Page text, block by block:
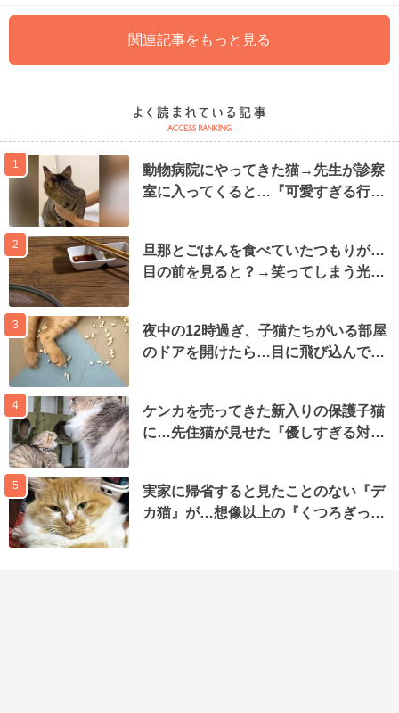
関連記事をもっと見る
1
動物病院にやってきた猫→先生が診察
室に入ってくると…『可愛すぎる行…
2
旦那とごはんを食べていたつもりが…
目の前を見ると？→笑ってしまう光…
3
夜中の12時過ぎ、子猫たちがいる部屋
のドアを開けたら…目に飛び込んで…
4
ケンカを売ってきた新入りの保護子猫
に…先住猫が見せた『優しすぎる対…
5
実家に帰省すると見たことのない『デ
カ猫』が…想像以上の『くつろぎっ…